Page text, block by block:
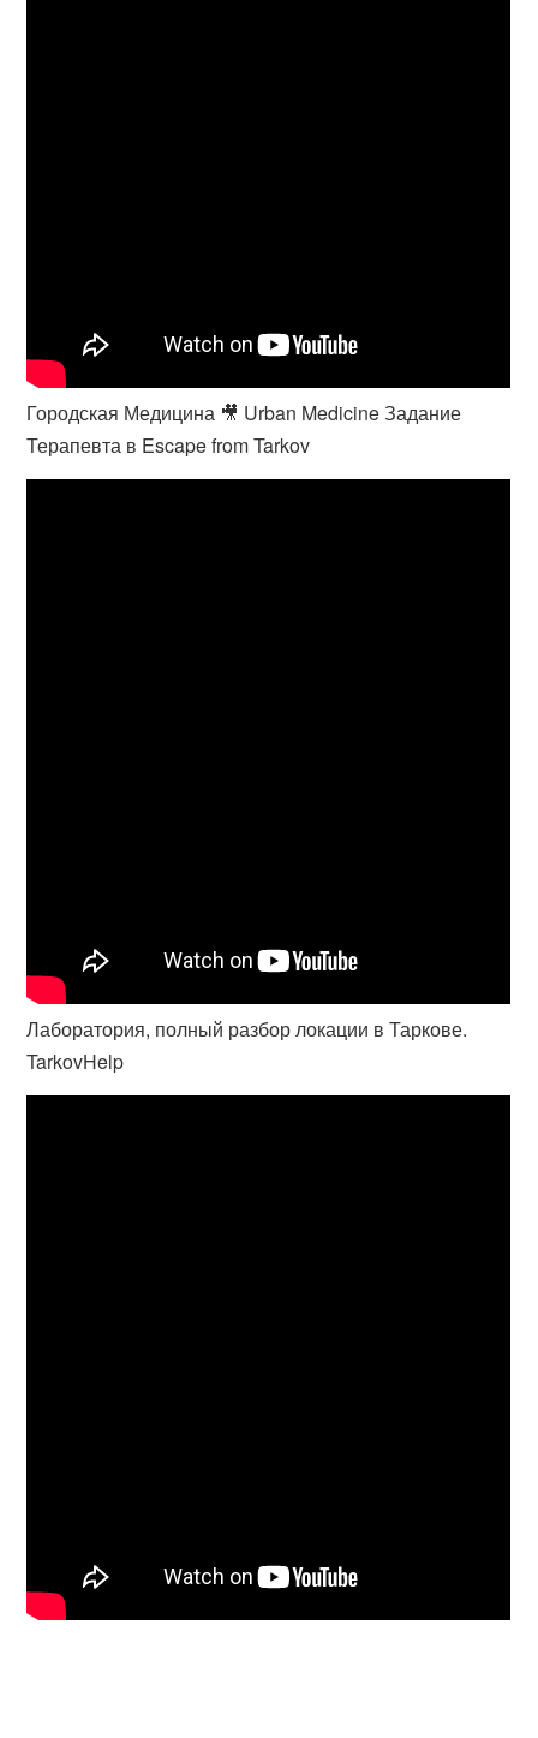
Городская Медицина 🎥 Urban Medicine Задание
Терапевта в Escape from Tarkov
Лаборатория, полный разбор локации в Таркове.
TarkovHelp